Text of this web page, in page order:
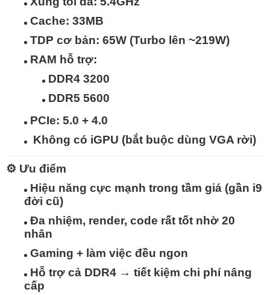
Cache: 33MB
TDP cơ bản: 65W (Turbo lên ~219W)
RAM hỗ trợ:
DDR4 3200
DDR5 5600
PCIe: 5.0 + 4.0
Không có iGPU (bắt buộc dùng VGA rời)
⚙️ Ưu điểm
Hiệu năng cực mạnh trong tầm giá (gần i9
đời cũ)
Đa nhiệm, render, code rất tốt nhờ 20
nhân
Gaming + làm việc đều ngon
Hỗ trợ cả DDR4 → tiết kiệm chi phí nâng
cấp